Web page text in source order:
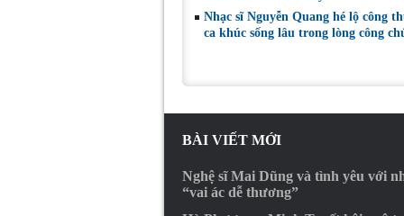
Nhạc sĩ Nguyễn Quang hé lộ công
ca khúc sống lâu trong lòng công
BÀI VIẾT MỚI
Nghệ sĩ Mai Dũng và tình yêu với
“vai ác dễ thương”